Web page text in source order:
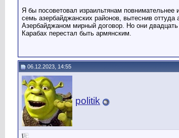
Я бы посоветовал израильтянам повнимательнее
семь азербайджанских районов, вытеснив
Азербайджаном мирный договор. Но они
Карабах перестал быть армянским.
06.12.2023, 14:55
politik